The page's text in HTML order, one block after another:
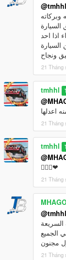
@tmhhl
وبركاته
احد
السيارة
ونجاح
21 Tháng
tmhhl
اعدلها
21 Tháng
tmhhl
🙇🏻‍♂️❤
21 Tháng
@tmhhl
الجميع
مجنون
21 Tháng